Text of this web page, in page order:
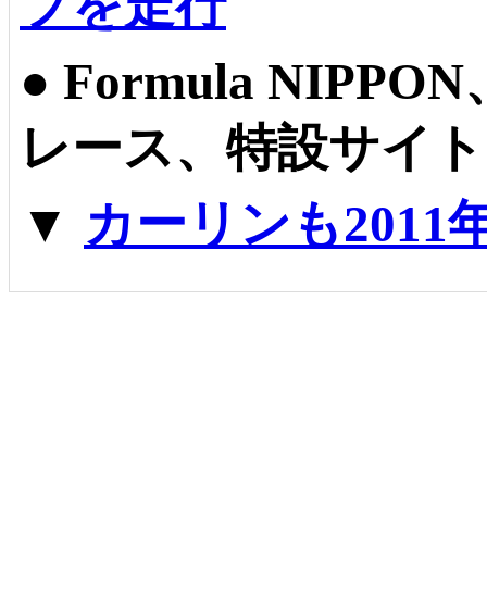
● Formula NIPPON
レース、特設サイ
▼ カーリンも2011